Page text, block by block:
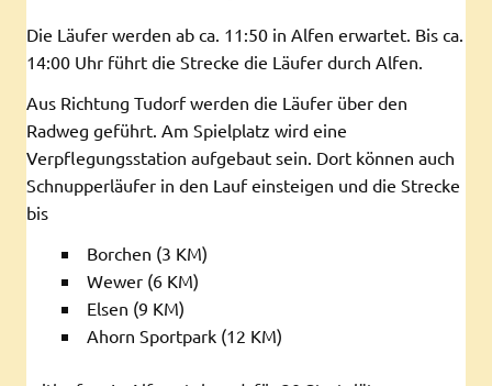
Die Läufer werden ab ca. 11:50 in Alfen erwartet. Bis ca.
14:00 Uhr führt die Strecke die Läufer durch Alfen.
Aus Richtung Tudorf werden die Läufer über den
Radweg geführt. Am Spielplatz wird eine
Verpflegungsstation aufgebaut sein. Dort können auch
Schnupperläufer in den Lauf einsteigen und die Strecke
bis
Borchen (3 KM)
Wewer (6 KM)
Elsen (9 KM)
Ahorn Sportpark (12 KM)